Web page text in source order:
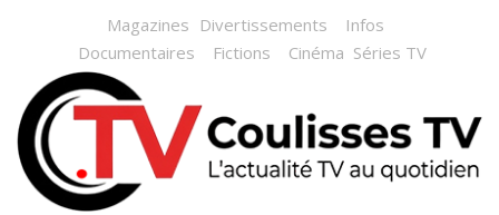
Magazines Divertissements
Infos
Documentaires
Fictions Cinéma Séries TV